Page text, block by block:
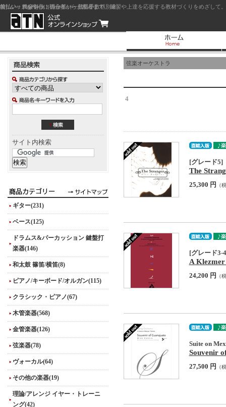
ジャズを中心に初心者から上級者まで、練習や上達を応援する教材づくりをめざし
サイト内検索
ギター(231)
ベース(125)
ドラムス&パーカッション 鍵盤打
楽器(146)
和太鼓 篠笛/横笛(8)
ピアノ/キーボード/オルガン(115)
クラシック・ピアノ(67)
木管楽器(568)
金管楽器(126)
弦楽器(78)
ヴォーカル(64)
その他の楽器(19)
理論/アレンジ イヤー・トレーニ
ング(42)
弦楽オーケストラ
4
[グレード5]
The
25,300 円 （
[グレード3-
A
24,200 円 （
Suite on
Souvenir
27,500 円 （
前払い：クレジットカード（一括払い）
後払い：代金引換（現金払い・代引手数料別途）
前払い：PayPay